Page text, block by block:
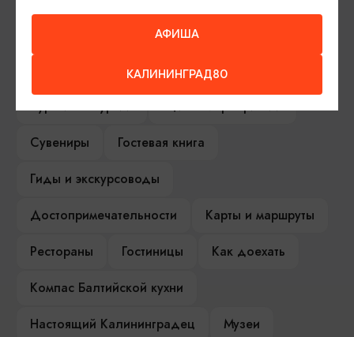
ИЩИТЕ ТАКЖЕ НА НАШЕМ САЙТЕ
Серебряное ожерелье
Электронная виза
Туры и экскурсии
Афиша мероприятий
Сувениры
Гостевая книга
Гиды и экскурсоводы
Достопримечательности
Карты и маршруты
Рестораны
Гостиницы
Как доехать
Компас Балтийской кухни
Настоящий Калининградец
Музеи
АФИША
КАЛИНИНГРАД80